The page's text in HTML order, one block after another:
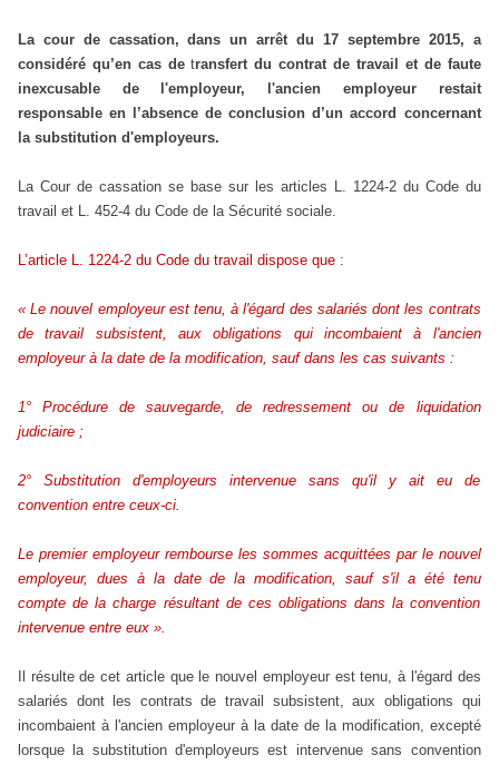
La cour de cassation, dans un arrêt du 17 septembre 2015, a
considéré qu’en cas detransfert du contrat de travail et de faute
inexcusable de l'employeur, l'ancien employeur restait
responsable en l’absence de conclusion d’un accord concernant
la substitution d'employeurs.
La Cour de cassation se base sur les articles L. 1224-2 du Code du
travail et L. 452-4 du Code de la Sécurité sociale.
L’article L. 1224-2 du Code du travail dispose que :
« Le nouvel employeur est tenu, à l'égard des salariés dont les contrats
de travail subsistent, aux obligations qui incombaient à l'ancien
employeur à la date de la modification, sauf dans les cas suivants :
1° Procédure de sauvegarde, de redressement ou de liquidation
judiciaire ;
2° Substitution d'employeurs intervenue sans qu'il y ait eu de
convention entre ceux-ci.
Le premier employeur rembourse les sommes acquittées par le nouvel
employeur, dues à la date de la modification, sauf s'il a été tenu
compte de la charge résultant de ces obligations dans la convention
intervenue entre eux ».
Il résulte de cet article que le nouvel employeur est tenu, à l'égard des
salariés dont les contrats de travail subsistent, aux obligations qui
incombaient à l'ancien employeur à la date de la modification, excepté
lorsque la substitution d'employeurs est intervenue sans convention